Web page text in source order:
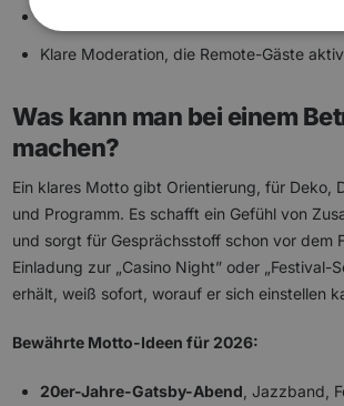
Klare Moderation, die Remote-Gäste
Was kann man bei einem
machen?
Ein klares Motto gibt Orientierung, für Deko,
und Programm. Es schafft ein Gefühl von
und sorgt für Gesprächsstoff schon vor dem
Einladung zur „Casino Night” oder „Festival-
erhält, weiß sofort, worauf er sich einstellen
Bewährte Motto-Ideen für 2026:
20er-Jahre-Gatsby-Abend , Jazzband,